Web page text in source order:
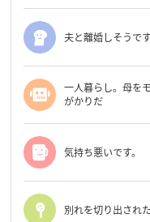
夫と離婚しそうです
一人暮らし。母を
がかりだ
気持ち悪いです。
別れを切り出され